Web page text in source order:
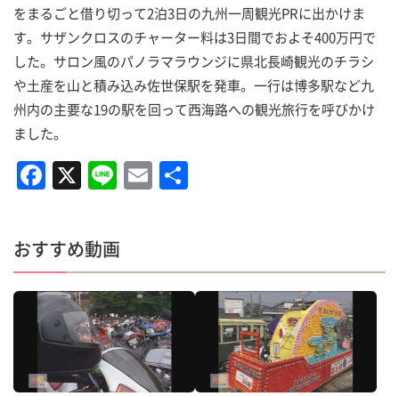
をまるごと借り切って2泊3日の九州一周観光PRに出かけま
す。サザンクロスのチャーター料は3日間でおよそ400万円で
した。サロン風のパノラマラウンジに県北長崎観光のチラシ
や土産を山と積み込み佐世保駅を発車。一行は博多駅など九
州内の主要な19の駅を回って西海路への観光旅行を呼びかけ
ました。
F
a
c
e
b
o
o
k
X Li
n
e
E
m
l
おすすめ動画